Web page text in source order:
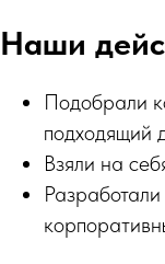
Наши
Подобрали
подходящий
Взяли на